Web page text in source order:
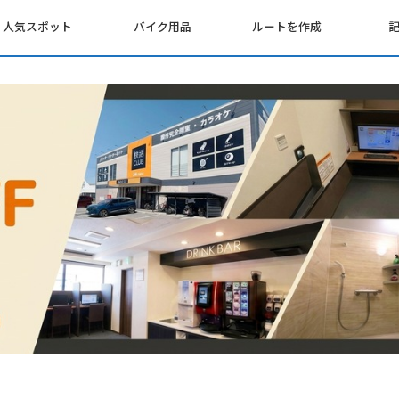
人気スポット バイク用品 ルートを作成